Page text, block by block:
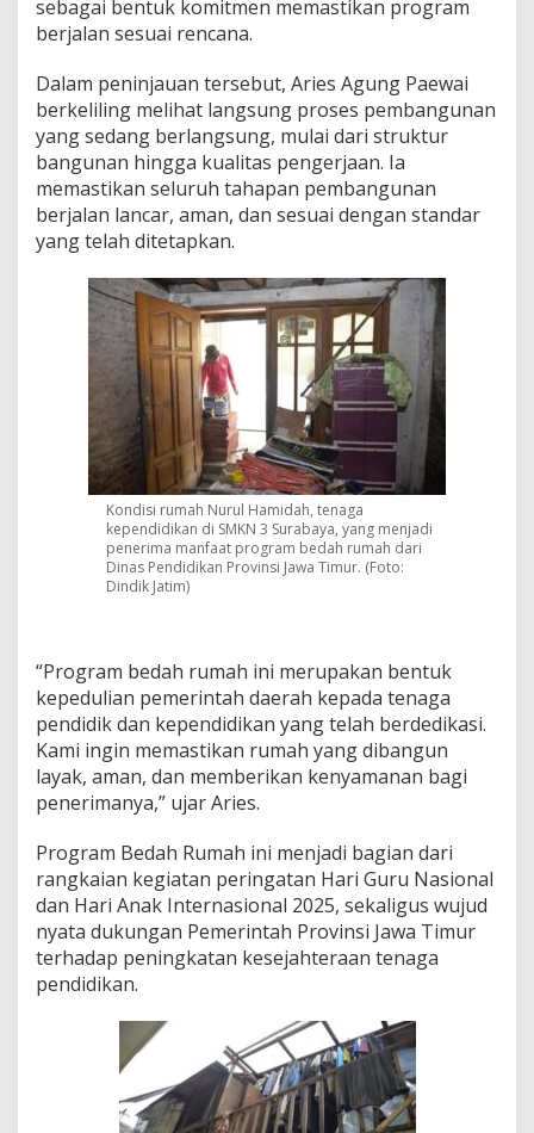
d
i
P
e
e
r
m
a
P
r
o
g
a
m
H
G
N
d
a
n
H
A
I
5
sebagai bentuk komitmen memastikan program
berjalan sesuai rencana.
Dalam peninjauan tersebut, Aries Agung Paewai
berkeliling melihat langsung proses pembangunan
yang sedang berlangsung, mulai dari struktur
bangunan hingga kualitas pengerjaan. Ia
memastikan seluruh tahapan pembangunan
berjalan lancar, aman, dan sesuai dengan standar
yang telah ditetapkan.
Kondisi rumah Nurul Hamidah, tenaga
kependidikan di SMKN 3 Surabaya, yang menjadi
penerima manfaat program bedah rumah dari
Dinas Pendidikan Provinsi Jawa Timur. (Foto:
Dindik Jatim)
“Program bedah rumah ini merupakan bentuk
kepedulian pemerintah daerah kepada tenaga
pendidik dan kependidikan yang telah berdedikasi.
Kami ingin memastikan rumah yang dibangun
layak, aman, dan memberikan kenyamanan bagi
penerimanya,” ujar Aries.
Program Bedah Rumah ini menjadi bagian dari
rangkaian kegiatan peringatan Hari Guru Nasional
dan Hari Anak Internasional 2025, sekaligus wujud
nyata dukungan Pemerintah Provinsi Jawa Timur
terhadap peningkatan kesejahteraan tenaga
pendidikan.